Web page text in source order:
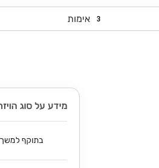
3 אימות
מידע על סוג
בתוקף למשך